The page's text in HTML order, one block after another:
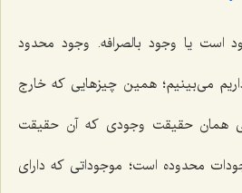
است یا وجود بالصرافه. وجود محدود
می‌بینیم؛ همین چیزهایی که خارج
همان حقیقت وجودی که آن حقیقت
محدوده است؛ موجوداتی که دارای